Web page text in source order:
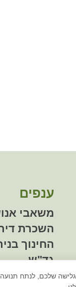
ענפים
משאבי
השכרת
החינוך
גד"ש
שלכם, לנתח